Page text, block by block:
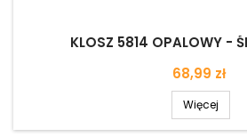
KLOSZ 5814 OPALOWY -
Cena
68,99 zł
Więcej